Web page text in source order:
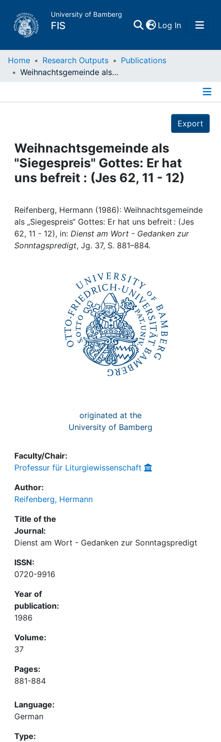
University of Bamberg
FIS Log In(current)
Home
Projects
People
Awards
My FIS
Home Research Outputs
Publications
Weihnachtsgemeinde als "Siegespreis" Gottes: Er hat uns befreit : (Jes 62, 11 - 12)
Export
Weihnachtsgemeinde als
"Siegespreis" Gottes: Er hat
uns befreit : (Jes 62, 11 - 12)
Reifenberg, Hermann (1986): Weihnachtsgemeinde
als „Siegespreis“ Gottes: Er hat uns befreit : (Jes
62, 11 - 12), in: Dienst am Wort - Gedanken zur
Sonntagspredigt, Jg. 37, S. 881–884.
originated at the
University of Bamberg
Faculty/Chair:
Professur für Liturgiewissenschaft
Author:
Reifenberg, Hermann
Title of the
Journal:
Dienst am Wort - Gedanken zur Sonntagspredigt
ISSN:
0720-9916
Year of
publication:
1986
Volume:
37
Pages:
881-884
Language:
German
Type: